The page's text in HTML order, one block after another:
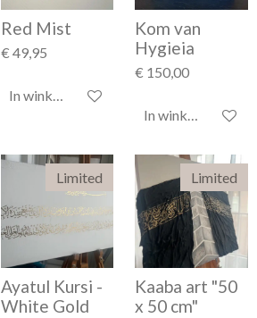
Red Mist
€ 49,95
In winkelwagen
Kom van
Hygieia
€ 150,00
In winkelwagen
Limited
Ayatul Kursi -
White Gold
Limited
Kaaba art "50
x 50 cm"